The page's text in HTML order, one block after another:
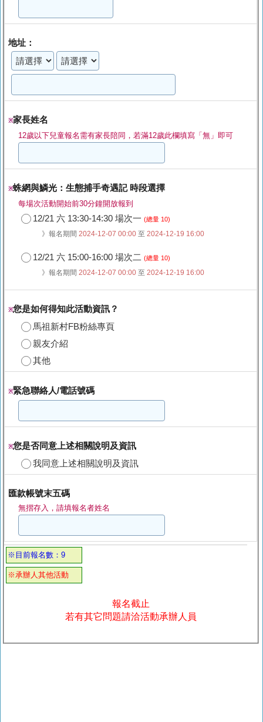
地址：
※家長姓名
12歲以下兒童報名需有家長陪同，若滿12歲此欄填寫「無」即可
※蛛網與鱗光：生態捕手奇遇記 時段選擇
每場次活動開始前30分鐘開放報到
12/21 六 13:30-14:30 場次一 (總量 10)
》報名期間 2024-12-07 00:00 至 2024-12-19 16:00
12/21 六 15:00-16:00 場次二 (總量 10)
》報名期間 2024-12-07 00:00 至 2024-12-19 16:00
※您是如何得知此活動資訊？
馬祖新村FB粉絲專頁
親友介紹
其他
※緊急聯絡人/電話號碼
※您是否同意上述相關說明及資訊
我同意上述相關說明及資訊
匯款帳號末五碼
無摺存入，請填報名者姓名
※目前報名數：9
※承辦人其他活動
報名截止
若有其它問題請洽活動承辦人員